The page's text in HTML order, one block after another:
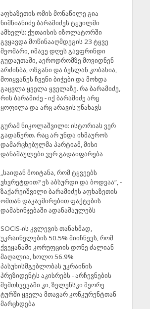
აფხაზეთის ომის მონაწილე გია
ნიშნიანიძე ბარამიძეს ტყუილში
ამხელს: ქუთაისის იზოლატორში
გვყავდა მოწინააღმდეგის 23 ტყვე
მეომარი, იმავე დღეს გავფრინდი
გუდაუთაში, აეროდრომზე მოვიდნენ
არძინბა, ოზგანი და ბესლან კობახია,
მოიყვანეს ჩვენი ბიჭები და მოხდა
გაცვლა ყველა ყველაზე. რა ბარამიძე,
რის ბარამიძე - იქ ბარამიძე არც
ყოფილა და არც არავის უნახავს
გურამ ნიკოლაშვილი: ისტორიას ვერ
გადაწერთ. რაც არ უნდა იხმაუროს
დამარცხებულმა პარტიამ, მისი
დანაშაულები ვერ გადაიფარება
„საიდან მოიტანა, რომ ტყვეებს
ვხვრეტდით? ეს აბსურდი და ბოდვაა“, -
ზაქარეიშვილი ბარამიძეს აფხაზეთის
ომთან დაკავშირებით ფაქტების
დამახინჯებაში ადანაშაულებს
SOCIS-ის კვლევის თანახმად,
უკრაინელების 50.5% მიიჩნევს, რომ
ქვეყანაში კორუფციის დონე ძალიან
მაღალია, ხოლო 56.9%
პასუხისმგებლობას უკრაინის
პრეზიდენტს აკისრებს - არჩევნების
შემთხვევაში კი, ზელენსკი მეორე
ტურში ყველა მთავარ კონკურენტთან
მარცხდება